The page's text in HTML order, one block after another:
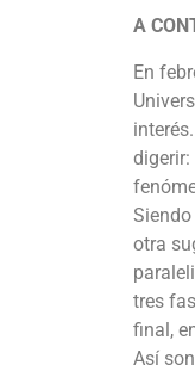
A
En
otra
tres
final,
Así